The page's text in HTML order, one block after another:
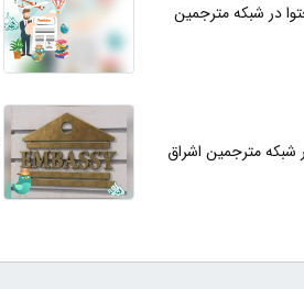
در شبکه مترجمین
مترجمین اشراق